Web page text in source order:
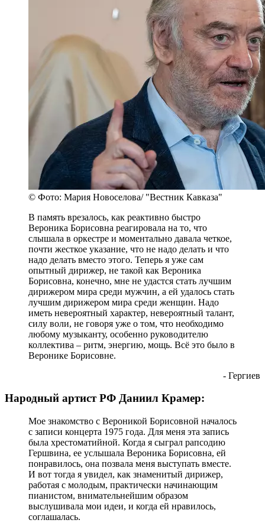
© Фото: Мария Новоселова/ "Вестник Кавказа"
В память врезалось, как реактивно быстро
Вероника Борисовна реагировала на то, что
слышала в оркестре и моментально давала четкое,
почти жесткое указание, что не надо делать и что
надо делать вместо этого. Теперь я уже сам
опытный дирижер, не такой как Вероника
Борисовна, конечно, мне не удастся стать лучшим
дирижером мира среди мужчин, а ей удалось стать
лучшим дирижером мира среди женщин. Надо
иметь невероятный характер, невероятный талант,
силу воли, не говоря уже о том, что необходимо
любому музыканту, особенно руководителю
коллектива – ритм, энергию, мощь. Всё это было в
Веронике Борисовне.
- Гергиев
Народный артист РФ Даниил Крамер:
Мое знакомство с Вероникой Борисовной началось
с записи концерта 1975 года. Для меня эта запись
была хрестоматийной. Когда я сыграл рапсодию
Гершвина, ее услышала Вероника Борисовна, ей
понравилось, она позвала меня выступать вместе.
И вот тогда я увидел, как знаменитый дирижер,
работая с молодым, практически начинающим
пианистом, внимательнейшим образом
выслушивала мои идеи, и когда ей нравилось,
соглашалась.